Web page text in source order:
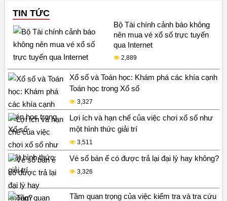
TIN TỨC
Bộ Tài chính cảnh báo không
nên mua vé xổ số trực tuyến
qua Internet
2,889
Xổ số và Toán học: Khám phá các khía cạnh
Toán học trong Xổ số
3,327
Lợi ích và hạn chế của việc chơi xổ số như
một hình thức giải trí
3,511
Vé số bán ế có được trả lại đại lý hay không?
3,326
Tầm quan trọng của việc kiểm tra và tra cứu